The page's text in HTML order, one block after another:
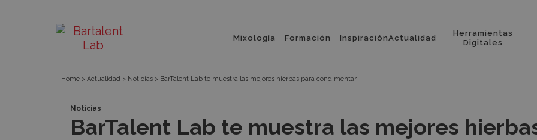
muestra
Bartalent
Lab
principal
Mixología Formación InspiraciónActualidad
Herramientas
Digitales
Home > Actualidad > Noticias > BarTalent Lab te muestra las mejores hierbas para condimentar
Noticias
BarTalent Lab te muestra las mejores